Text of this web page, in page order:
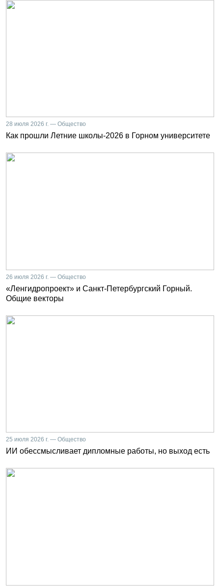
28 июля 2026 г. — Общество
Как прошли Летние школы-2026 в Горном университете
26 июля 2026 г. — Общество
«Ленгидропроект» и Санкт-Петербургский Горный.
Общие векторы
25 июля 2026 г. — Общество
ИИ обессмысливает дипломные работы, но выход есть